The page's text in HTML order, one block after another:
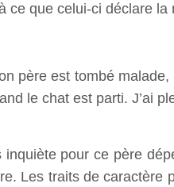
ce que celui-ci déclare la
père est tombé
le chat est parti. J’ai
inquiète pour ce père
Les traits de caractère